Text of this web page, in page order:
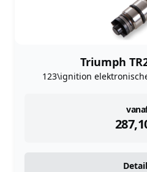
Triumph
123\ignition